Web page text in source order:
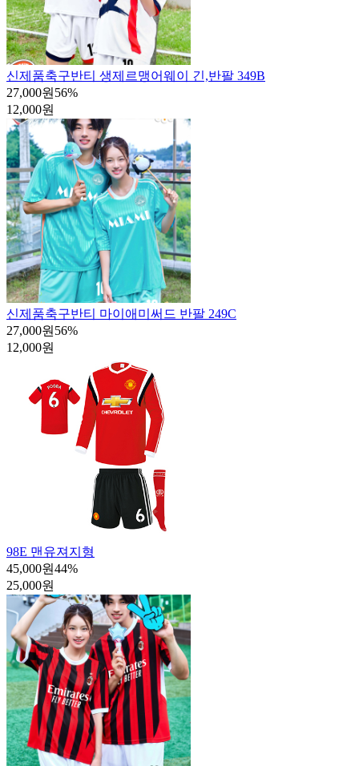
신제품축구반티 생제르맹어웨이 긴,반팔 349B
27,000원 56%
12,000원
신제품축구반티 마이애미써드 반팔 249C
27,000원 56%
12,000원
98E 맨유져지형
45,000원44%
25,000원